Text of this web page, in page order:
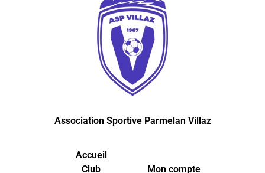
Association Sportive Parmelan Villaz
Accueil
Club
Mon compte